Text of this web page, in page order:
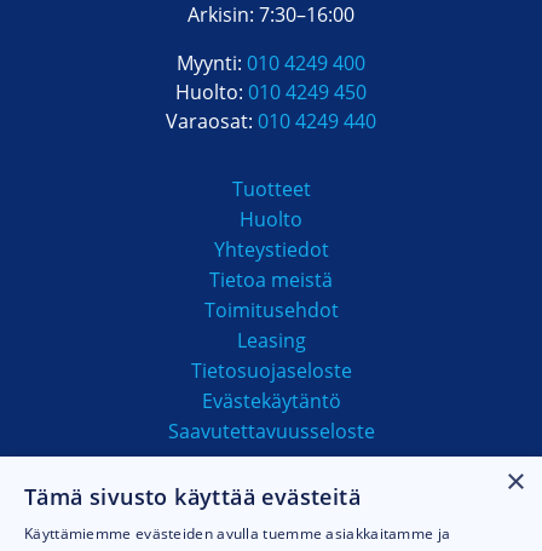
Arkisin: 7:30–16:00
Myynti: 010 4249 400
Huolto: 010 4249 450
Varaosat: 010 4249 440
Tuotteet
Huolto
Yhteystiedot
Tietoa meistä
Toimitusehdot
Leasing
Tietosuojaseloste
Evästekäytäntö
Saavutettavuusseloste
MAKSUTAVAT
×
Tämä sivusto käyttää evästeitä
Käyttämiemme evästeiden avulla tuemme asiakkaitamme ja